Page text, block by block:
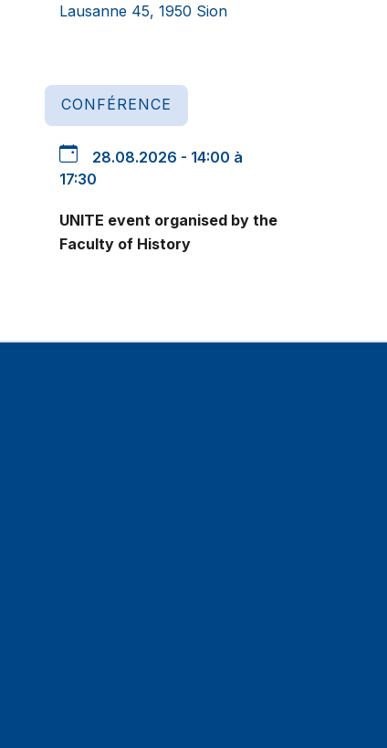
Lausanne 45, 1950 Sion
CONFÉRENCE
28.08.2026 - 14:00 à
17:30
UNITE event organised by the
Faculty of History